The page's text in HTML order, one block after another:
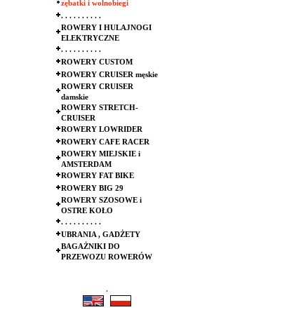
zębatki i wolnobiegi
. . . . . . . . . .
ROWERY I HULAJNOGI
ELEKTRYCZNE
. . . . . . . . . .
ROWERY CUSTOM
ROWERY CRUISER męskie
ROWERY CRUISER
damskie
ROWERY STRETCH-
CRUISER
ROWERY LOWRIDER
ROWERY CAFE RACER
ROWERY MIEJSKIE i
AMSTERDAM
ROWERY FAT BIKE
ROWERY BIG 29
ROWERY SZOSOWE i
OSTRE KOŁO
. . . . . . . . . .
UBRANIA , GADŻETY
BAGAŻNIKI DO
PRZEWOZU ROWERÓW
.